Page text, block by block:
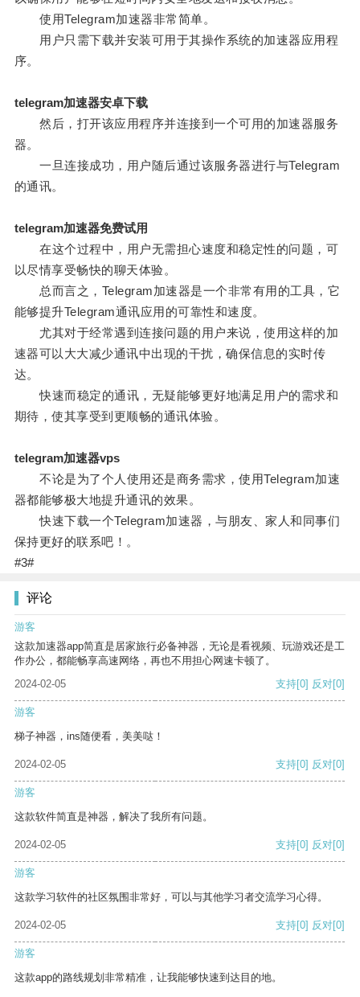
使用Telegram加速器非常简单。
用户只需下载并安装可用于其操作系统的加速器应用程
序。
telegram加速器安卓下载
然后，打开该应用程序并连接到一个可用的加速器服务
器。
一旦连接成功，用户随后通过该服务器进行与Telegram
的通讯。
telegram加速器免费试用
在这个过程中，用户无需担心速度和稳定性的问题，可
以尽情享受畅快的聊天体验。
总而言之，Telegram加速器是一个非常有用的工具，它
能够提升Telegram通讯应用的可靠性和速度。
尤其对于经常遇到连接问题的用户来说，使用这样的加
速器可以大大减少通讯中出现的干扰，确保信息的实时传
达。
快速而稳定的通讯，无疑能够更好地满足用户的需求和
期待，使其享受到更顺畅的通讯体验。
telegram加速器vps
不论是为了个人使用还是商务需求，使用Telegram加速
器都能够极大地提升通讯的效果。
快速下载一个Telegram加速器，与朋友、家人和同事们
保持更好的联系吧！。
#3#
评论
游客
这款加速器app简直是居家旅行必备神器，无论是看视频、玩游戏还是工
作办公，都能畅享高速网络，再也不用担心网速卡顿了。
2024-02-05
支持[0] 反对[0]
游客
梯子神器，ins随便看，美美哒！
2024-02-05 支持[0] 反对[0]
游客
这款软件简直是神器，解决了我所有问题。
2024-02-05 支持[0] 反对[0]
游客
这款学习软件的社区氛围非常好，可以与其他学习者交流学习心得。
2024-02-05 支持[0] 反对[0]
游客
这款app的路线规划非常精准，让我能够快速到达目的地。